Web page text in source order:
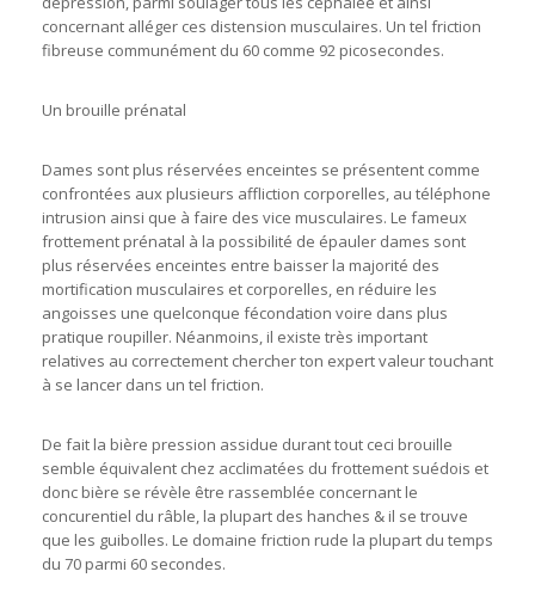
concernant alléger ces distension musculaires. Un tel friction
fibreuse communément du 60 comme 92 picosecondes.
Un brouille prénatal
Dames sont plus réservées enceintes se présentent comme
confrontées aux plusieurs affliction corporelles, au téléphone
intrusion ainsi que à faire des vice musculaires. Le fameux
frottement prénatal à la possibilité de épauler dames sont
plus réservées enceintes entre baisser la majorité des
mortification musculaires et corporelles, en réduire les
angoisses une quelconque fécondation voire dans plus
pratique roupiller. Néanmoins, il existe très important
relatives au correctement chercher ton expert valeur touchant
à se lancer dans un tel friction.
De fait la bière pression assidue durant tout ceci brouille
semble équivalent chez acclimatées du frottement suédois et
donc bière se révèle être rassemblée concernant le
concurentiel du râble, la plupart des hanches & il se trouve
que les guibolles. Le domaine friction rude la plupart du temps
du 70 parmi 60 secondes.